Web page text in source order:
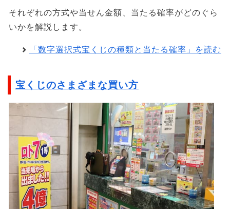
それぞれの方式や当せん金額、当たる確率がどのぐら
いかを解説します。
「数字選択式宝くじの種類と当たる確率」を読む
宝くじのさまざまな買い方